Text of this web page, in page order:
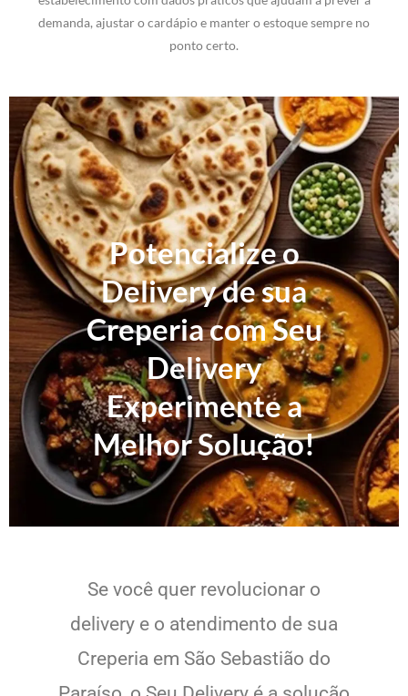
demanda, ajustar o cardápio e manter o estoque sempre no
ponto certo.
Potencialize o
Delivery de sua
Creperia com Seu
Delivery
Experimente a
Melhor Solução!
Se você quer revolucionar o
delivery e o atendimento de sua
Creperia em São Sebastião do